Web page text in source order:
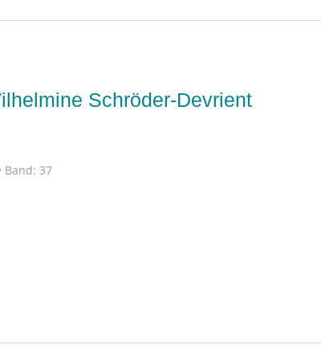
Schröder-Devrient
Band: 37